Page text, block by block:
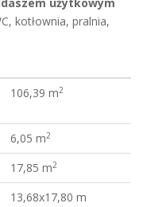
kotłownia, pralnia,
106,39 m2
6,05 m2
17,85 m2
13,68x17,80 m